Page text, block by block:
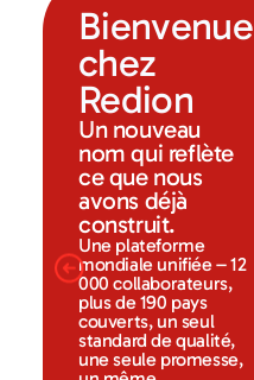
Bienvenue
chez
Redion
Un nouveau
nom qui reflète
ce que nous
avons déjà
construit.
Une plateforme
mondiale unifiée – 12
000 collaborateurs,
plus de 190 pays
couverts, un seul
standard de qualité,
une seule promesse,